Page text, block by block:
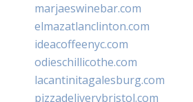
marjaeswinebar.com
elmazatlanclinton.com
ideacoffeenyc.com
odieschillicothe.com
lacantinitagalesburg.com
pizzadeliverybristol.com